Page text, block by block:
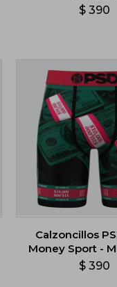
$ 390
Calzoncillos
Money Sport -
$ 390